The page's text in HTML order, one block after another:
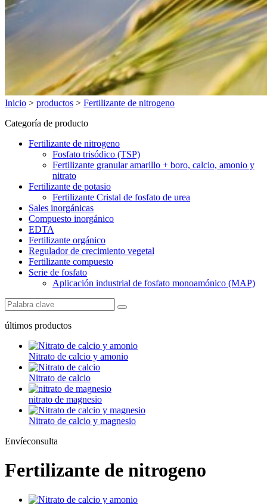
Inicio > productos > Fertilizante de nitrogeno
Categoría de producto
Fertilizante de nitrogeno
Fosfato trisódico (TSP)
Fertilizante granular amarillo + boro, calcio, amonio y
nitrato
Fertilizante de potasio
Fertilizante Cristal de fosfato de urea
Sales inorgánicas
Compuesto inorgánico
EDTA
Fertilizante orgánico
Regulador de crecimiento vegetal
Fertilizante compuesto
Serie de fosfato
Aplicación industrial de fosfato monoamónico (MAP)
últimos productos
Nitrato de calcio y amonio
Nitrato de calcio
nitrato de magnesio
Nitrato de calcio y magnesio
Envíeconsulta
Fertilizante de nitrogeno